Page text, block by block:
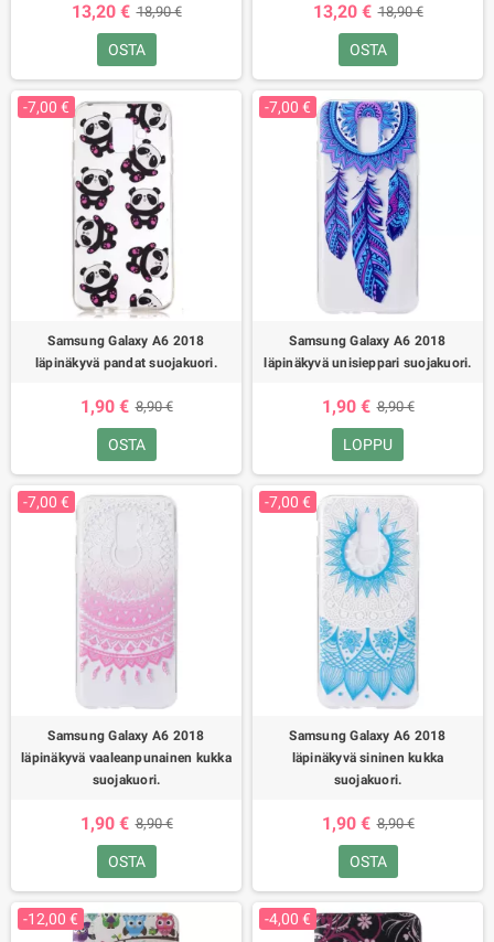
13,20 € 18,90 €
OSTA
13,20 € 18,90 €
OSTA
-7,00 €
Samsung Galaxy A6 2018
läpinäkyvä pandat suojakuori.
1,90 € 8,90 €
OSTA
-7,00 €
Samsung Galaxy A6 2018
läpinäkyvä unisieppari suojakuori.
1,90 € 8,90 €
LOPPU
-7,00 €
Samsung Galaxy A6 2018
läpinäkyvä vaaleanpunainen kukka
suojakuori.
1,90 € 8,90 €
OSTA
-7,00 €
Samsung Galaxy A6 2018
läpinäkyvä sininen kukka
suojakuori.
1,90 € 8,90 €
OSTA
-12,00 € -4,00 €